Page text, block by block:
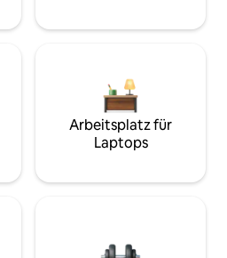
Arbeitsplatz für
Laptops